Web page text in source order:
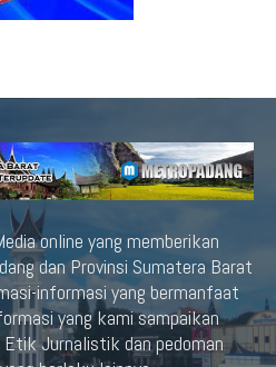
online yang memberikan
dan Provinsi Sumatera Barat
informasi yang bermanfaat
yang kami sampaikan
Jurnalistik dan pedoman